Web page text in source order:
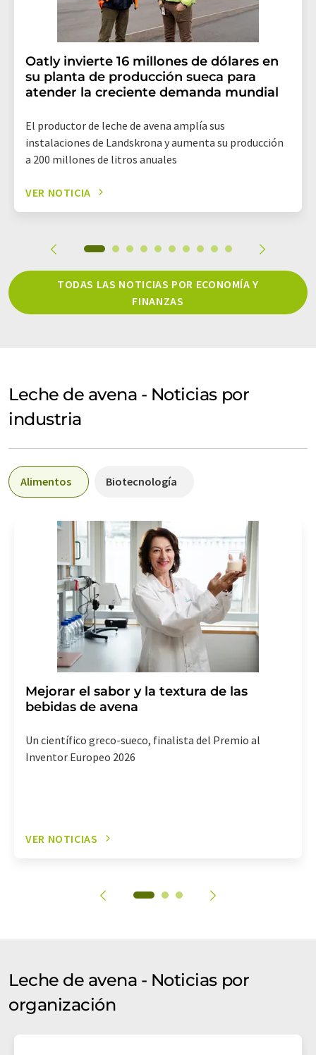
Oatly invierte 16 millones de dólares en
su planta de producción sueca para
atender la creciente demanda mundial
El productor de leche de avena amplía sus
instalaciones de Landskrona y aumenta su producción
a 200 millones de litros anuales
VER NOTICIA
TODAS LAS NOTICIAS POR ECONOMÍA Y
FINANZAS
Leche de avena - Noticias por
industria
Alimentos Biotecnología
Mejorar el sabor y la textura de las
bebidas de avena
Un científico greco-sueco, finalista del Premio al
Inventor Europeo 2026
VER NOTICIAS
Leche de avena - Noticias por
organización